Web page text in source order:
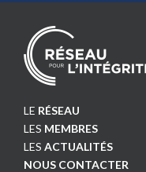
LE RÉSEAU
LES MEMBRES
LES ACTUALITÉS
NOUS CONTACTER